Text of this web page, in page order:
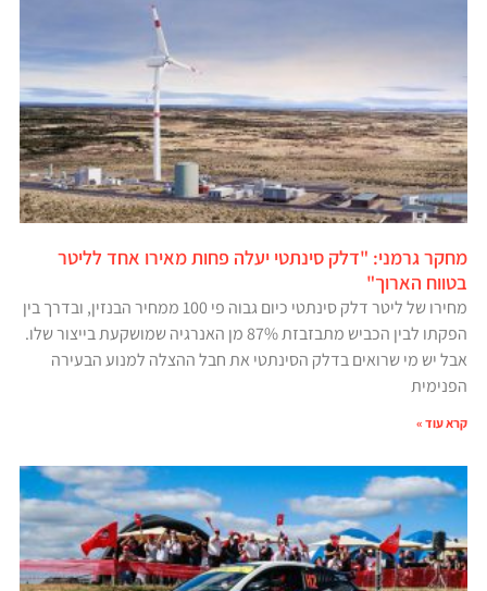
מחקר גרמני: "דלק סינתטי יעלה פחות מאירו אחד לליטר
בטווח הארוך"
מחירו של ליטר דלק סינתטי כיום גבוה פי 100 ממחיר הבנזין, ובדרך בין
הפקתו לבין הכביש מתבזבזת 87% מן האנרגיה שמושקעת בייצור שלו.
אבל יש מי שרואים בדלק הסינתטי את חבל ההצלה למנוע הבעירה
הפנימית
קרא עוד »